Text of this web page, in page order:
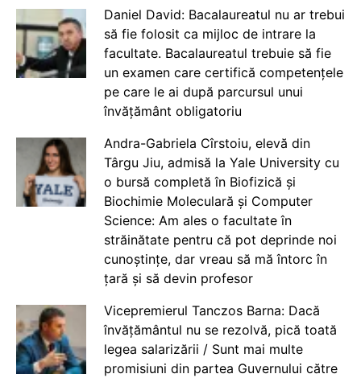
Daniel David: Bacalaureatul nu ar trebui
să fie folosit ca mijloc de intrare la
facultate. Bacalaureatul trebuie să fie
un examen care certifică competențele
pe care le ai după parcursul unui
învățământ obligatoriu
Andra-Gabriela Cîrstoiu, elevă din
Târgu Jiu, admisă la Yale University cu
o bursă completă în Biofizică și
Biochimie Moleculară și Computer
Science: Am ales o facultate în
străinătate pentru că pot deprinde noi
cunoștințe, dar vreau să mă întorc în
țară și să devin profesor
Vicepremierul Tanczos Barna: Dacă
învățământul nu se rezolvă, pică toată
legea salarizării / Sunt mai multe
promisiuni din partea Guvernului către